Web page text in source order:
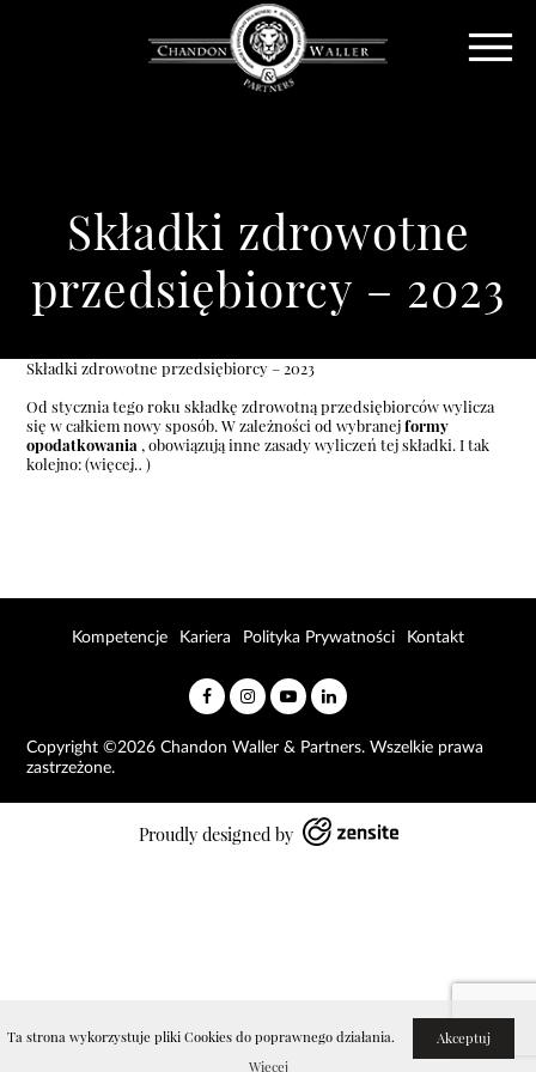
Ta strona wykorzystuje pliki Cookies do poprawnego działania.
Akceptuj
Więcej
Składki zdrowotne
przedsiębiorcy – 2023
Składki zdrowotne przedsiębiorcy – 2023
Od stycznia tego roku składkę zdrowotną przedsiębiorców wylicza
się w całkiem nowy sposób. W zależności od wybranejformy
opodatkowania , obowiązują inne zasady wyliczeń tej składki. I tak
kolejno:(więcej…)
Copyright ©2026 Chandon Waller & Partners. Wszelkie prawa
zastrzeżone.
Kompetencje Kariera Polityka Prywatności Kontakt
Proudly designed by